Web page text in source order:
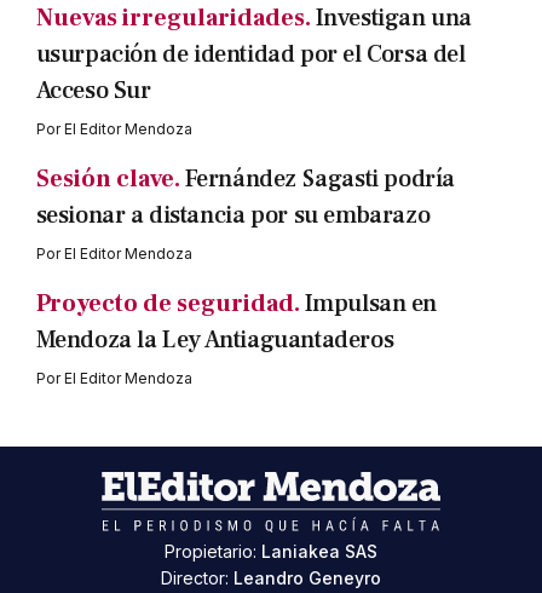
Nuevas irregularidades.Investigan una
usurpación de identidad por el Corsa del
Acceso Sur
PorEl Editor Mendoza
Sesión clave.Fernández Sagasti podría
sesionar a distancia por su embarazo
PorEl Editor Mendoza
Proyecto de seguridad.Impulsan en
Mendoza la Ley Antiaguantaderos
PorEl Editor Mendoza
Propietario: Laniakea SAS
Director: Leandro Geneyro